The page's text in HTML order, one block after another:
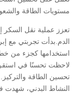
مستويات الطاقة
تعزز عملية نقل السكر
الدم.بدأت تجربتي مع
استخدامها كجزء من
لاحظت تحسنًا في
تحسين الطاقة
النشاط البدني، شهدت